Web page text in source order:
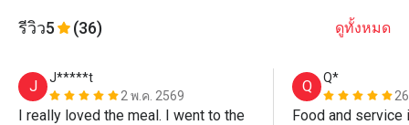
รีวิว5 (36) ดูทั้งหมด
J
J*****t
2 พ.ค. 2569
I really loved the meal. I went to the
Q
Q*
Food and